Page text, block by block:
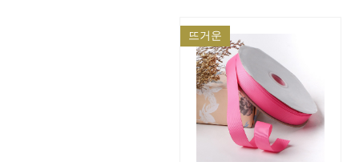
뜨거운